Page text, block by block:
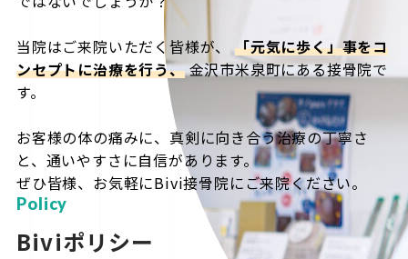
当院はご来院いただく皆様が、
「元気に歩く」事をコ
ンセプトに治療を行う、金沢市米泉町にある接骨院で
す。
お客様の体の痛みに、真剣に向き合う治療の丁寧さ
と、通いやすさに自信があります。
ぜひ皆様、お気軽にBivi接骨院にご来院ください。
Policy
Biviポリシー